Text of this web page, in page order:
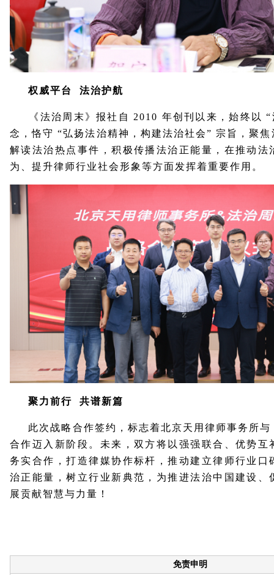
权威平台 法治护航
《法治周末》报社自 2010 年创刊以来，始终以 “
念，恪守 “弘扬法治精神，构建法治社会” 宗旨，聚
解读法治热点事件，积极传播法治正能量，在推动法
为、提升律师行业社会形象等方面发挥着重要作用。
聚力前行 共谱新篇
此次战略合作签约，标志着北京天用律师事务所与
合作迈入新阶段。未来，双方将以强强联合、优势互
务实合作，打造律媒协作标杆，推动建立律师行业口
治正能量，树立行业新典范，为推进法治中国建设、
展贡献智慧与力量！
免责申明